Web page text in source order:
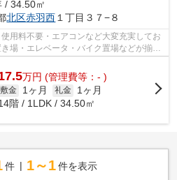
/ 34.50㎡
北区赤羽西 １丁目３７−８
用料不要・エアコンなど大変充実してお
場・エレベータ・バイク置場などが揃っ
コ...
万円 (管理費等：- )
敷金 1ヶ月 礼金
1ヶ月
階 / 1LDK / 34.50㎡
件 1～1 件を表示